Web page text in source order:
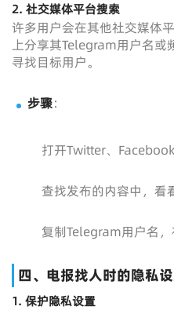
2. 社交媒体平台搜索
许多用户会在其他社交媒体
上分享其Telegram用户名或
寻找目标用户。
步骤：
打开Twitter、
查找发布的内容中，看
复制Telegram用户名
四、电报找人时的隐私
1. 保护隐私设置